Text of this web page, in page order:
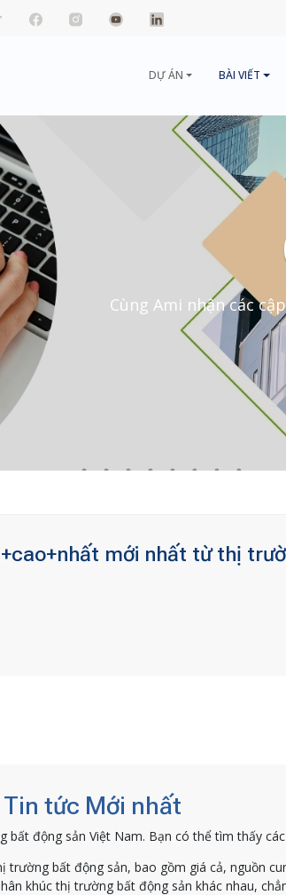
DỰ ÁN BÀI VIẾT
Cùng Ami nhận các
mới nhất từ thị
tức Mới nhất
động sản Việt Nam. Bạn có thể tìm thấy
bất động sản, bao gồm giá cả, nguồn
khúc thị trường bất động sản khác nhau,